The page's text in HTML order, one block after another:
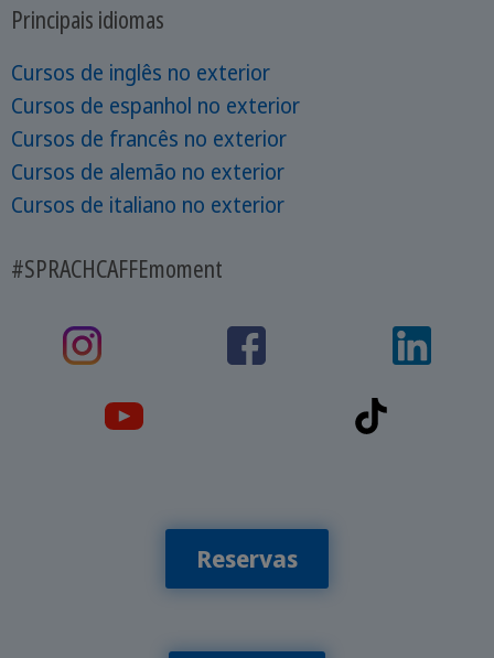
Principais idiomas
Cursos de inglês no exterior
Cursos de espanhol no exterior
Cursos de francês no exterior
Cursos de alemão no exterior
Cursos de italiano no exterior
#SPRACHCAFFEmoment
Reservas